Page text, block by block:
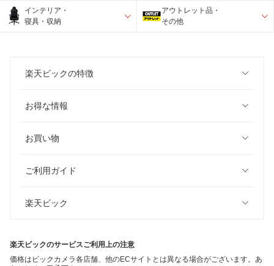
インテリア・
寝具・収納
アウトレット品・
その他
楽天ビックの特徴
お得な情報
お買い物
ご利用ガイド
楽天ビック
楽天ビックのサービスご利用上の注意
価格はビックカメラ各店舗、他のECサイトとは異なる場合がございます。あ